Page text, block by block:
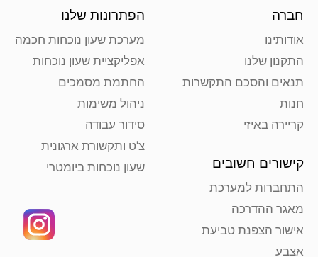
חברה
אודותינו
התקנון שלנו
תנאים והסכם התקשרות
חנות
קריירה באיזי
קישורים חשובים
התחברות למערכת
מאגר ההדרכה
אישור הצפנת טביעת
אצבע
הפתרונות שלנו
מערכת שעון נוכחות חכמה
אפליקציית שעון נוכחות
החתמת מסמכים
ניהול משימות
סידור עבודה
צ'ט ותקשורת ארגונית
שעון נוכחות ביומטרי